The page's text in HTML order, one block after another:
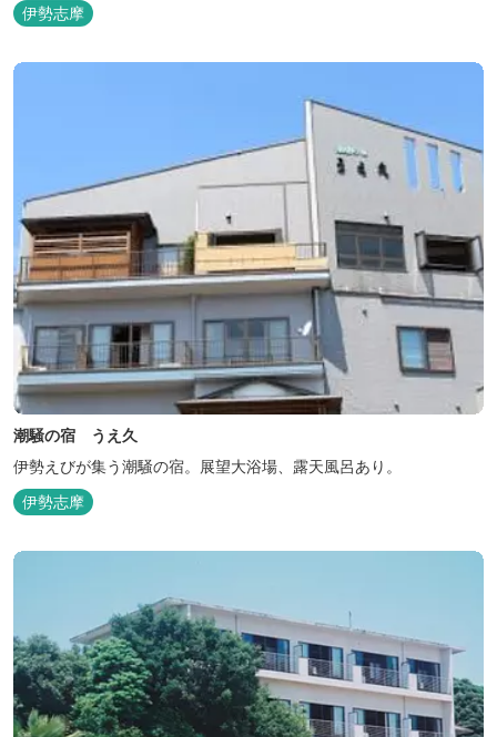
伊勢志摩
潮騒の宿 うえ久
伊勢えびが集う潮騒の宿。展望大浴場、露天風呂あり。
伊勢志摩